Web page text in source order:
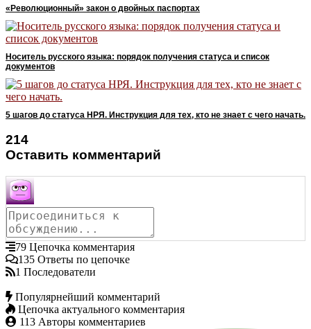
«Революционный» закон о двойных паспортах
Носитель русского языка: порядок получения статуса и список
документов
5 шагов до статуса НРЯ. Инструкция для тех, кто не знает с чего начать.
214
Оставить комментарий
79 Цепочка комментария
135 Ответы по цепочке
1 Последователи
Популярнейший комментарий
Цепочка актуального комментария
113 Авторы комментариев